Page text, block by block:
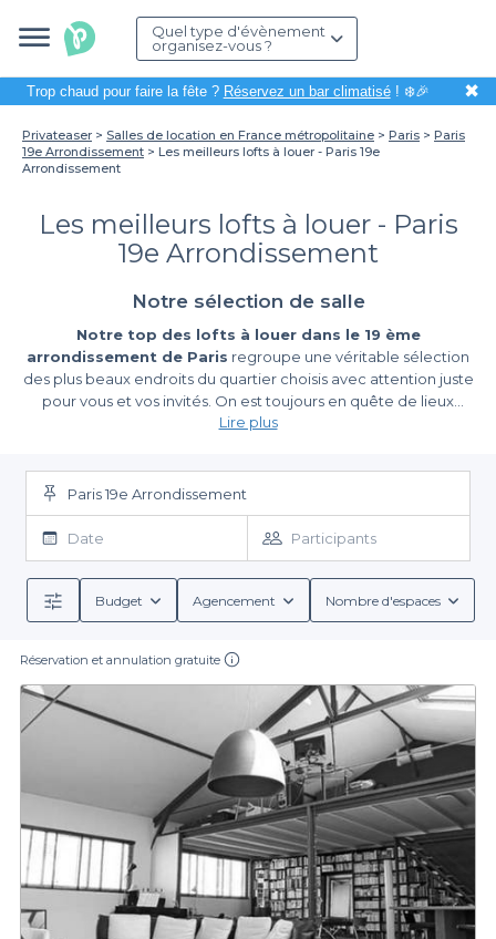
Quel type d'évènement
organisez-vous ?
Trop chaud pour faire la fête ? Réservez un bar climatisé! ❄️🎉 ✖
Privateaser Salles de location en France métropolitaine Paris
Paris
19e Arrondissement
Les meilleurs lofts à louer - Paris 19e
Arrondissement
Les meilleurs lofts à louer - Paris
19e Arrondissement
Notre sélection de salle
Notre top des lofts à louer dans le 19 ème
arrondissement de Paris regroupe une véritable sélection
des plus beaux endroits du quartier choisis avec attention juste
pour vous et vos invités. On est toujours en quête de lieux
inventifs et originaux pour accueillir vos soirées et autres
toutes lessalles à louer à Paris,un loft à louer dans le 19
ème arrondissementne fait pas forcément partie des lieux
auxquelles on pense en premier pour ce genre d’occasions : et
pourtant on vous garantit que la première impression sera la
serez convaincus que vous avez fait le bon choix. Peut-être que
vous irez jusqu’à conseiller celoft à louer dans le 19 ème
arrondissement de Parisà tous vos amis, et que vous ne
déçus d'un loft à louer dans le 19 ème arrondissement de
Pariscar au-delà des endroits à la chaleur et au confort
inégalés, le 19 ème accueille notamment le quartier de la Villette
qui ne cesse de nous surprendre au fil des années avec ses
espaces verts et sa cité de la Science.Un loft à louer dans le
19 ème arrondissement de Parisest une expérience qu’on
vous conseille vivement de tenter : vous verrez que ce genre de
salle est idéale pour un moment de pure convivialité. Vos invités
ne pourront qu’être conquis. Alors privatisez au plus vite via
notre site, pour bénéficier d’offre spéciales !
Lire plus
Paris 19e Arrondissement
Date Participants
Budget Agencement Nombre d'espaces
Réservation et annulation gratuite